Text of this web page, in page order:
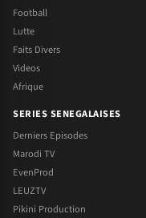
Football
Lutte
Faits Divers
Videos
Afrique
SERIES SENEGALAISES
Derniers Episodes
Marodi TV
EvenProd
LEUZTV
Pikini Production